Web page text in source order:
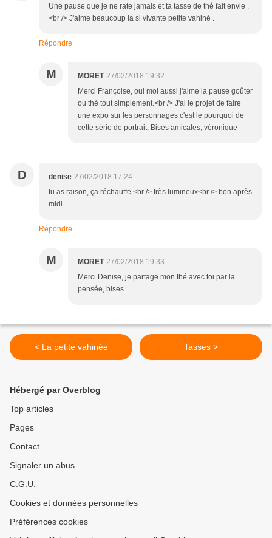
Une pause que je ne rate jamais et ta tasse de thé fait envie .
<br /> J'aime beaucoup la si vivante petite vahiné .
Répondre
M MORET 27/02/2018 19:32
Merci Françoise, oui moi aussi j'aime la pause goûter
ou thé tout simplement.<br /> J'ai le projet de faire
une expo sur les personnages c'est le pourquoi de
cette série de portrait. Bises amicales, véronique
D denise 27/02/2018 17:24
tu as raison, ça réchauffe.<br /> très lumineux<br /> bon après
midi
Répondre
M MORET 27/02/2018 19:33
Merci Denise, je partage mon thé avec toi par la
pensée, bises
< La petite vahinée Tasses >
Hébergé par Overblog
Top articles
Pages
Contact
Signaler un abus
C.G.U.
Cookies et données personnelles
Préférences cookies